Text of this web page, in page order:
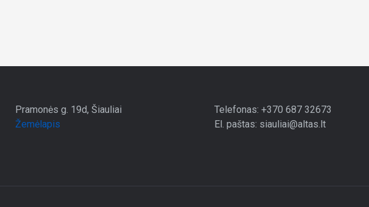
Pramonės g. 19d, Šiauliai
Žemėlapis
Telefonas: +370 687 32673
El. paštas: siauliai@altas.lt